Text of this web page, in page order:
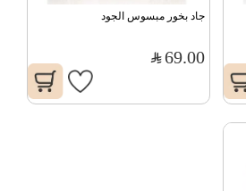
جاد بخور مبسوس الجود
69.00